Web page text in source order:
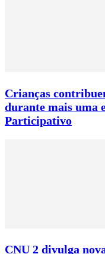
Crianças
durante mais uma
Participativo
CNU 2 divulga